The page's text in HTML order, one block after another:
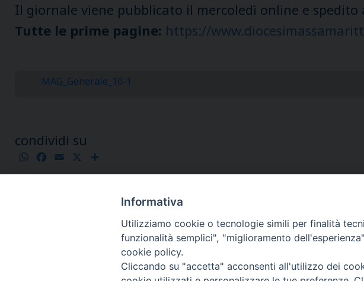
Il giornale viene pubblicato il mercoledì online e
Tutte le prime pagine: https://
MAG_Generale_10-1
condividi su
WhatsApp
Facebook
Email
Curia Massa
P.zza Garibaldi 1
Curia Piombino:
Informativa
Utilizziamo cookie o tecnologie simili per finalità
funzionalità semplici", "miglioramento
cookie policy.
Cliccando su "accetta" acconsenti all'utilizzo dei